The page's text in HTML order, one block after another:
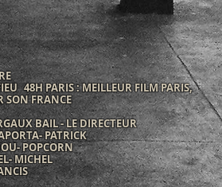
48H PARIS : MEILLEUR FILM PARIS,
SON FRANCE
BAIL - LE DIRECTEUR
PATRICK
POPCORN
MICHEL